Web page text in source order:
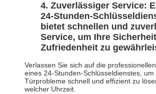
Zuverlässiger Service:
24-Stunden-
bietet schnellen und
Service, um Ihre
Zufriedenheit zu
Verlassen Sie sich auf die
eines 24-Stunden-Schlüsseldienstes, um
Türprobleme schnell und effizient zu
welcher Uhrzeit.